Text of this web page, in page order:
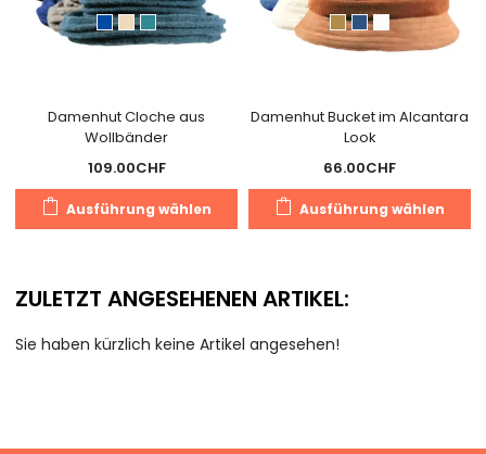
Damenhut Cloche aus
Wollbänder
109.00CHF
Ausführung wählen
Dieses
Produkt
Varianten
Die
der
Damenhut Bucket im Alcantara
Look
66.00CHF
Ausführung wählen
ZULETZT ANGESEHENEN ARTIKEL:
Sie haben kürzlich keine Artikel angesehen!